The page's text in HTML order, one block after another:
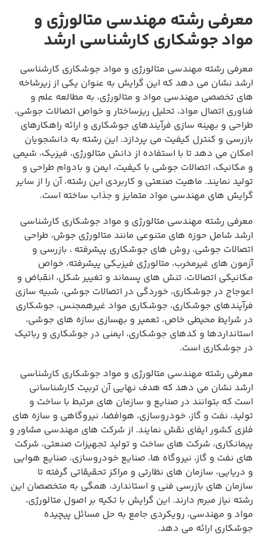
معرفی رشته مهندسی متالورژی و
مواد جوشکاری کارشناسی ارشد
معرفی رشته مهندسی متالورژی و مواد جوشکاری کارشناسی
ارشد نشان می دهد که این گرایش به عنوان یکی از زیرشاخه
های تخصصی مهندسی مواد و متالورژی، به مطالعه علم و
فناوری اتصال مواد، تحلیل ریزساختار و خواص اتصالات جوشی،
طراحی و بهینه سازی فرآیندهای جوشکاری و ارائه راهکارهای
بازرسی و کنترل کیفیت می پردازد. این رشته به دانشجویان
امکان می دهد تا با استفاده از دانش متالورژی، فیزیک، شیمی
و مکانیک، اتصالات جوشی با کیفیت، ایمن و بادوام طراحی و
تولید نمایند. ماهیت صنعتی و کاربردی این رشته، آن را از سایر
گرایش های مهندسی مواد متمایز و جذاب ساخته است.
معرفی رشته مهندسی متالورژی و مواد جوشکاری کارشناسی
ارشد شامل حوزه های متنوعی مانند متالورژی جوش، طراحی
اتصالات جوشی، روش های جوشکاری پیشرفته ، بازرسی و
آزمون های غیرمخرب، متالورژی فیزیکی پیشرفته، خواص
مکانیکی اتصالات، تنش های پسماند و تغییر شکل، انقباض و
اعوجاج در جوشکاری، خوردگی در اتصالات جوشی، شبیه سازی
فرآیندهای جوشکاری، جوشکاری مواد غیرهمجنس، جوشکاری
در شرایط محیطی خاص، تعمیر و بهسازی سازه های جوشی،
استانداردها و کدهای جوشکاری، ایمنی در جوشکاری و رباتیک
در جوشکاری است.
معرفی رشته مهندسی متالورژی و مواد جوشکاری کارشناسی
ارشد نشان می دهد که هدف نهایی آن تربیت کارشناسانی
است که بتوانند در صنایع و سازمان های مرتبط با ساخت و
تولید، نفت و گاز، خودروسازی، هوافضا، نیروگاهی و سازه های
فلزی کشور ایفای نقش نمایند. از شرکت های مهندسی مشاور و
پیمانکاری، شرکت های ساخت و تولید تجهیزات صنعتی، شرکت
های نفت و گاز، نیروگاه ها، صنایع خودروسازی، صنایع هوایی
و دریایی، سازمان های نظارتی و مراکز تحقیقاتی گرفته تا
سازمان های بازرسی فنی و استاندارد، همگی به متخصصان این
رشته نیاز مبرم دارند. این گرایش با تکیه بر اصول متالورژی،
مواد و مهندسی، رویکردی جامع به حل مسائل پیچیده
جوشکاری ارائه می دهد.